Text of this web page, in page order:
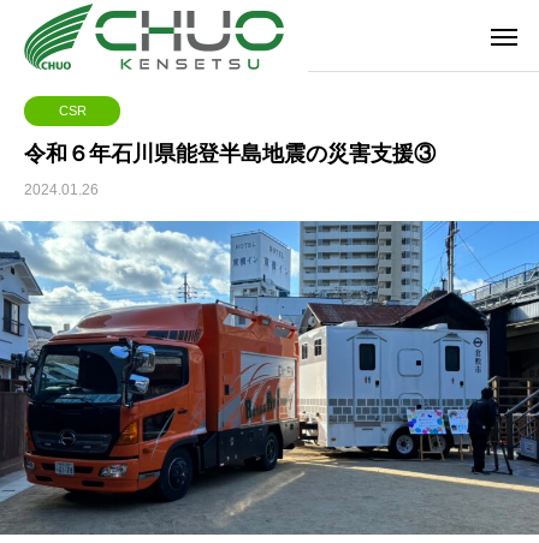
CSR
令和６年石川県能登半島地震の災害支援③
2024.01.26